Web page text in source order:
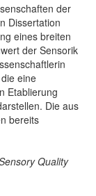
der
Dissertation
eines breiten
der Sensorik
eine
Etablierung
Die aus
bereits
Quality